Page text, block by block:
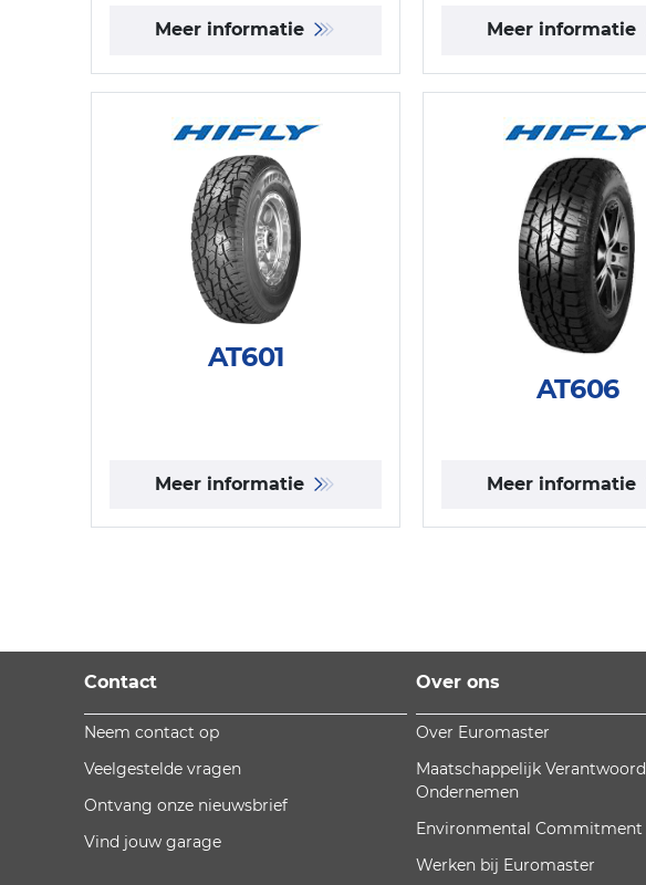
Meer informatie Meer informatie
AT601
Meer informatie
AT606
Meer informatie
Contact
Neem contact op
Veelgestelde vragen
Ontvang onze nieuwsbrief
Vind jouw garage
Over ons
Over Euromaster
Maatschappelijk Verantwoord
Ondernemen
Environmental Commitment
Werken bij Euromaster